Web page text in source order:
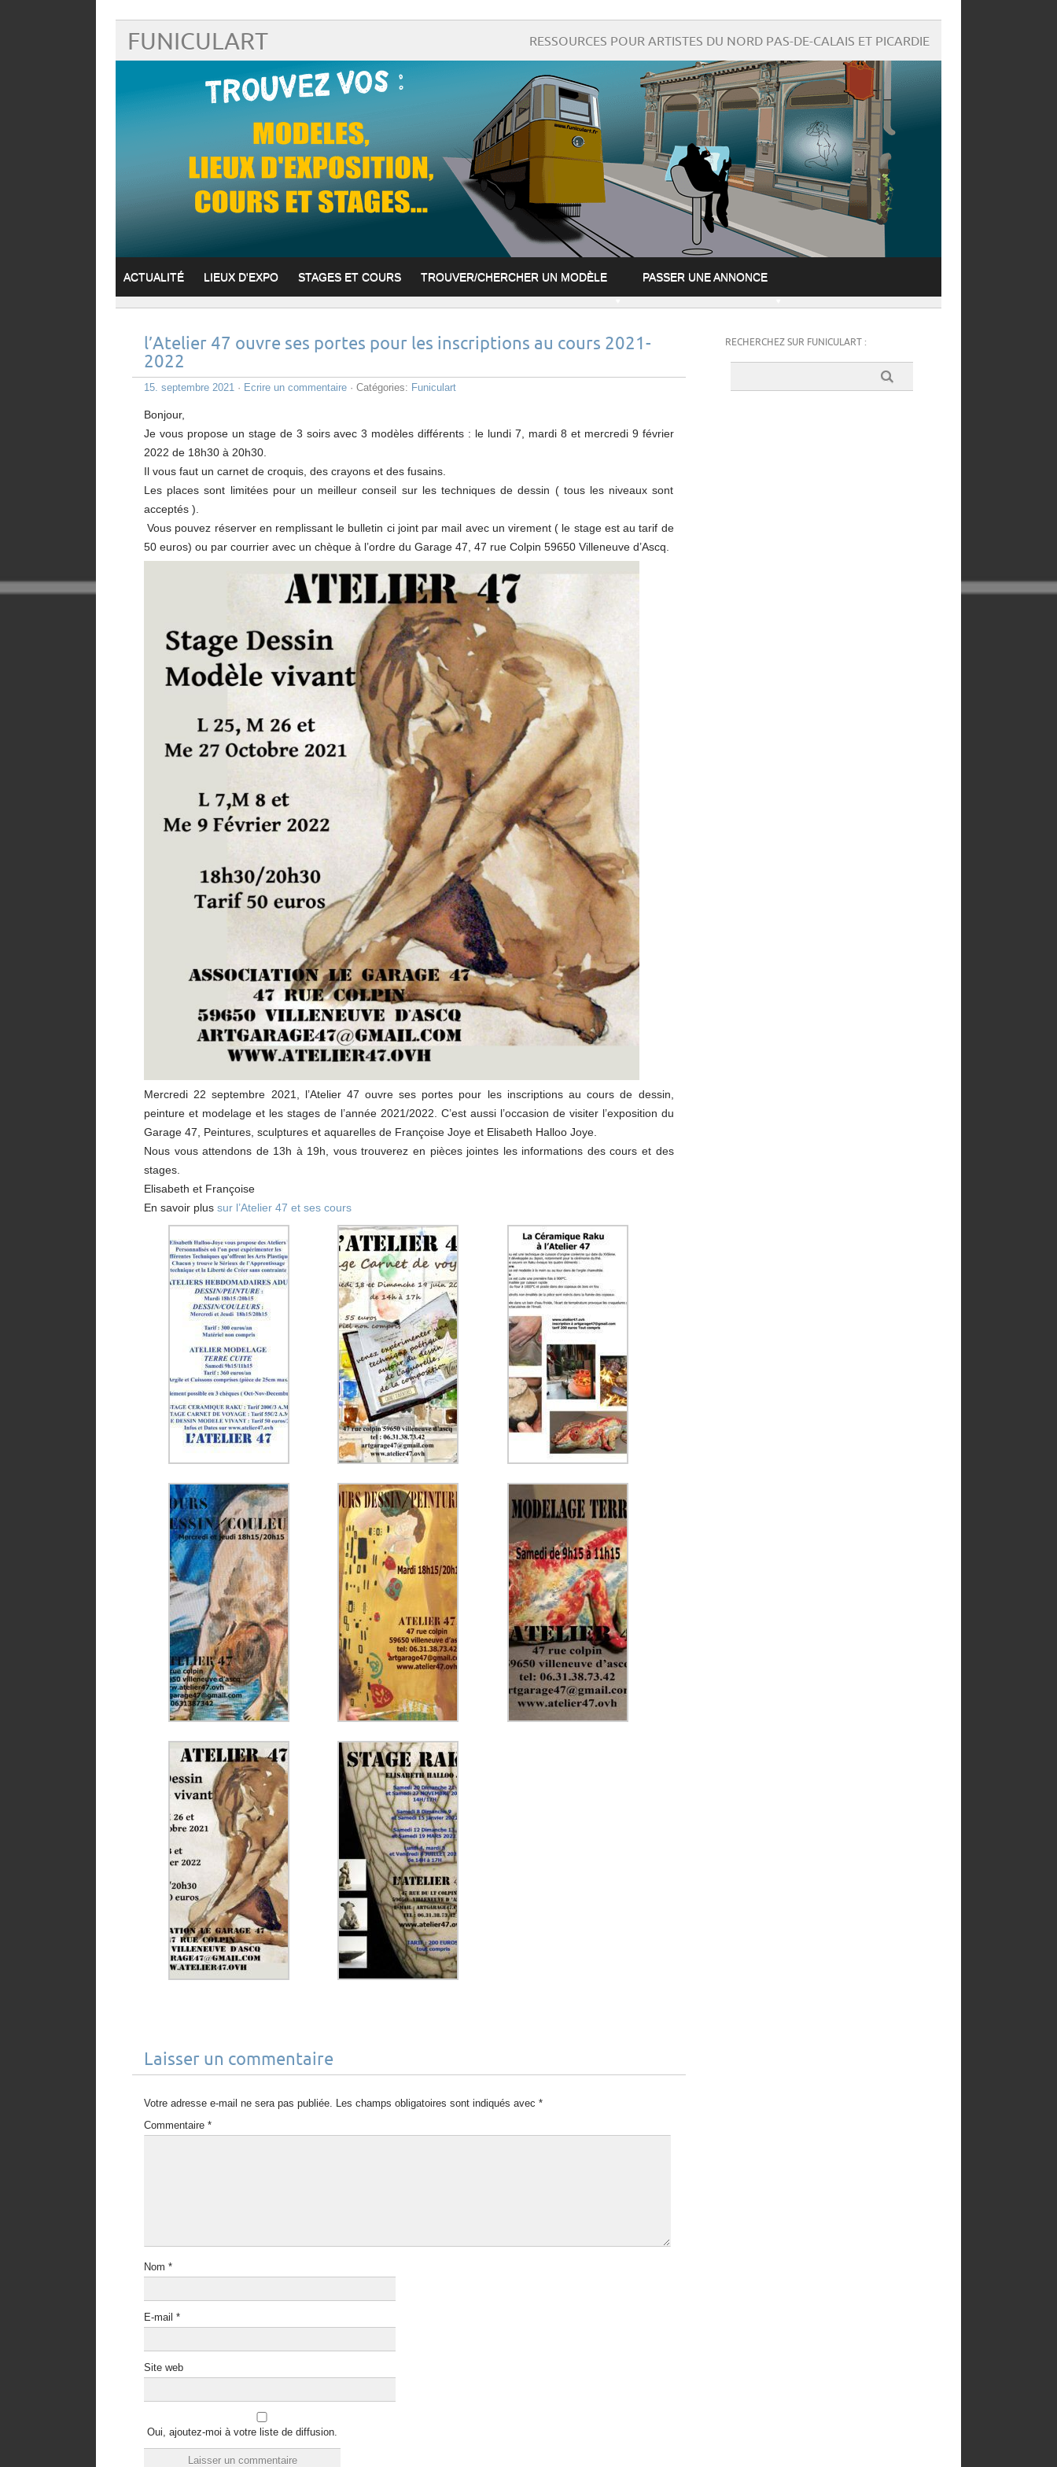
FUNICULART RESSOURCES POUR ARTISTES DU NORD PAS-DE-CALAIS ET PICARDIE
ACTUALITÉ LIEUX D'EXPO STAGES ET COURS TROUVER/CHERCHER UN MODÈLE PASSER UNE ANNONCE
l’Atelier 47 ouvre ses portes pour les inscriptions au cours 2021-
2022
15. septembre 2021 · Ecrire un commentaire · Catégories: Funiculart
Bonjour,
Je vous propose un stage de 3 soirs avec 3 modèles différents : le lundi 7, mardi 8 et mercredi 9 février
2022 de 18h30 à 20h30.
Il vous faut un carnet de croquis, des crayons et des fusains.
Les places sont limitées pour un meilleur conseil sur les techniques de dessin ( tous les niveaux sont
acceptés ).
Vous pouvez réserver en remplissant le bulletin ci joint par mail avec un virement ( le stage est au tarif de
50 euros) ou par courrier avec un chèque à l’ordre du Garage 47, 47 rue Colpin 59650 Villeneuve d’Ascq.
Mercredi 22 septembre 2021, l’Atelier 47 ouvre ses portes pour les inscriptions au cours de dessin,
peinture et modelage et les stages de l’année 2021/2022. C’est aussi l’occasion de visiter l’exposition du
Garage 47, Peintures, sculptures et aquarelles de Françoise Joye et Elisabeth Halloo Joye.
Nous vous attendons de 13h à 19h, vous trouverez en pièces jointes les informations des cours et des
stages.
Elisabeth et Françoise
En savoir plus sur l’Atelier 47 et ses cours
Laisser un commentaire
Votre adresse e-mail ne sera pas publiée. Les champs obligatoires sont indiqués avec *
Commentaire *
Nom *
E-mail *
Site web
Oui, ajoutez-moi à votre liste de diffusion.
RECHERCHEZ SUR FUNICULART :